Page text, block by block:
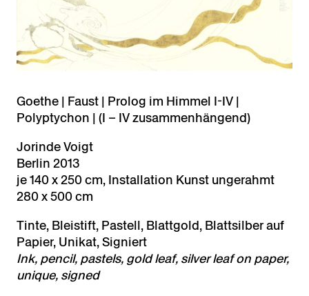
Goethe | Faust | Prolog im Himmel I-IV |
Polyptychon | (I – IV zusammenhängend)
Jorinde Voigt
Berlin 2013
je 140 x 250 cm, Installation Kunst ungerahmt
280 x 500 cm
Tinte, Bleistift, Pastell, Blattgold, Blattsilber auf
Papier, Unikat, Signiert
Ink, pencil, pastels, gold leaf, silver leaf on paper,
unique, signed